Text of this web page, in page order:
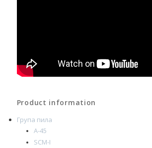
Product information
Група пила
A-45
SCM-I